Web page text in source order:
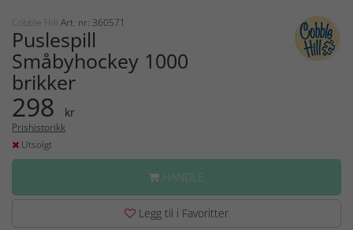
Cobble Hill Art. nr: 360571
Puslespill
Småbyhockey 1000
brikker
298 kr
Prishistorikk
Utsolgt
HANDLE
Legg til i Favoritter